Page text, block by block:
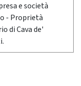
e società
- Proprietà
di Cava de'